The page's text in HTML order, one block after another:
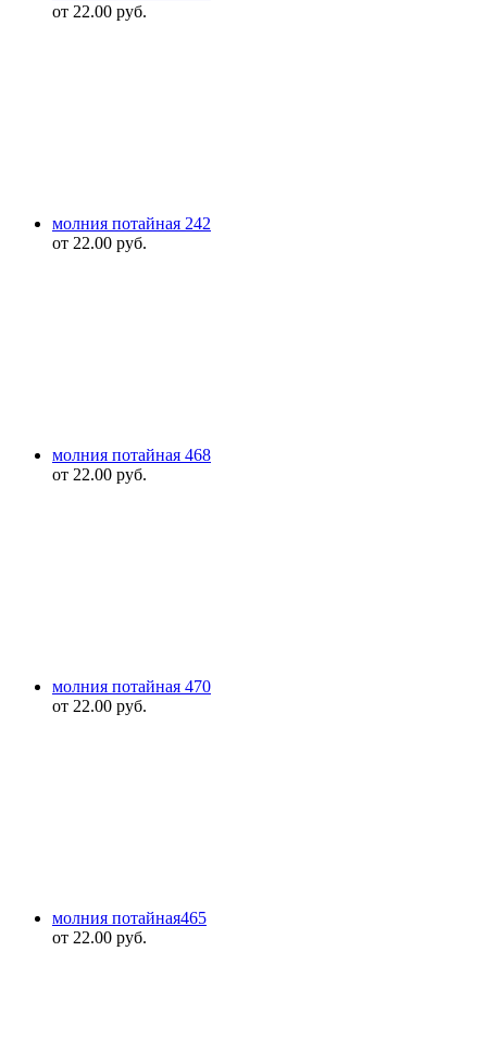
от 22.00 руб.
молния потайная 242
от 22.00 руб.
молния потайная 468
от 22.00 руб.
молния потайная 470
от 22.00 руб.
молния потайная465
от 22.00 руб.